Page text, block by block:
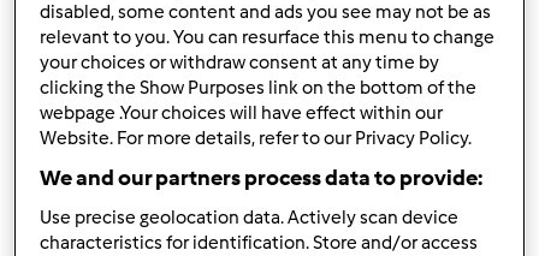
Obserwuj Block
Przepisy Thermomix®
5
Aktualna liczba punktów użytkownika: 269
disabled, some content and ads you see may not be as
relevant to you. You can resurface this menu to change
your choices or withdraw consent at any time by
clicking the Show Purposes link on the bottom of the
webpage .Your choices will have effect within our
Website. For more details, refer to our Privacy Policy.
We and our partners process data to provide:
Use precise geolocation data. Actively scan device
characteristics for identification. Store and/or access